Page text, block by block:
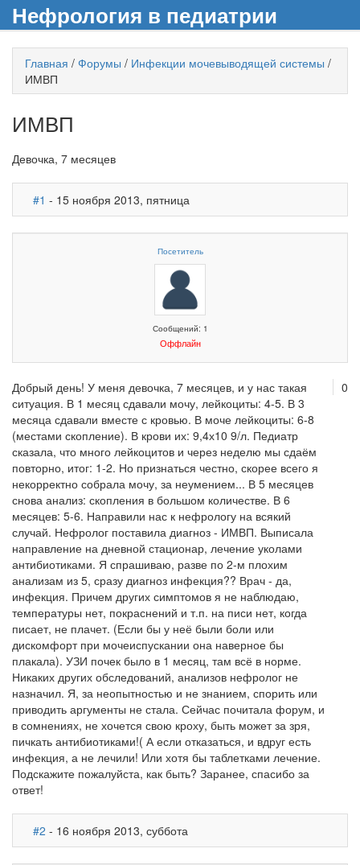
Нефрология в педиатрии
Главная / Форумы / Инфекции мочевыводящей системы /
ИМВП
ИМВП
Девочка, 7 месяцев
#1 - 15 ноября 2013, пятница
Посетитель
Сообщений: 1
Оффлайн
0
Добрый день! У меня девочка, 7 месяцев, и у нас такая
ситуация. В 1 месяц сдавали мочу, лейкоциты: 4-5. В 3
месяца сдавали вместе с кровью. В моче лейкоциты: 6-8
(местами скопление). В крови их: 9,4х10 9/л. Педиатр
сказала, что много лейкоцитов и через неделю мы сдаём
повторно, итог: 1-2. Но признаться честно, скорее всего я
некорректно собрала мочу, за неумением... В 5 месяцев
снова анализ: скопления в большом количестве. В 6
месяцев: 5-6. Направили нас к нефрологу на всякий
случай. Нефролог поставила диагноз - ИМВП. Выписала
направление на дневной стационар, лечение уколами
антибиотиками. Я спрашиваю, разве по 2-м плохим
анализам из 5, сразу диагноз инфекция?? Врач - да,
инфекция. Причем других симптомов я не наблюдаю,
температуры нет, покраснений и т.п. на писи нет, когда
писает, не плачет. (Если бы у неё были боли или
дискомфорт при мочеиспускании она наверное бы
плакала). УЗИ почек было в 1 месяц, там всё в норме.
Никаких других обследований, анализов нефролог не
назначил. Я, за неопытностью и не знанием, спорить или
приводить аргументы не стала. Сейчас почитала форум, и
в сомнениях, не хочется свою кроху, быть может за зря,
пичкать антибиотиками!( А если отказаться, и вдруг есть
инфекция, а не лечили! Или хотя бы таблетками лечение.
Подскажите пожалуйста, как быть? Заранее, спасибо за
ответ!
#2 - 16 ноября 2013, суббота